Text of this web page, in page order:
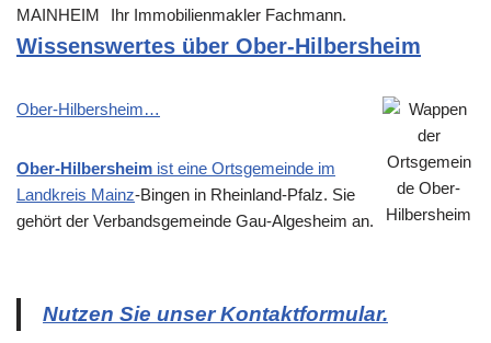
MAINHEIM Ihr Immobilienmakler Fachmann.
Wissenswertes über Ober-Hilbersheim
Ober-Hilbersheim…
Ober-Hilbersheim ist eine Ortsgemeinde im
Landkreis Mainz-Bingen in Rheinland-Pfalz. Sie
gehört der Verbandsgemeinde Gau-Algesheim an.
Nutzen Sie unser Kontaktformular.